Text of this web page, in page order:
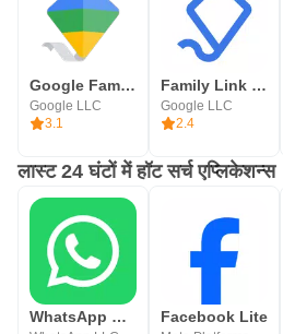
Google Family Link
Google LLC
3.1
Family Link parental controls
Google LLC
2.4
लास्ट 24 घंटों में हॉट सर्च एप्लिकेशन्स
WhatsApp Messenger Facebook Lite